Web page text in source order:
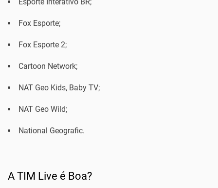
Fox Esporte;
Fox Esporte 2;
Cartoon Network;
NAT Geo Kids, Baby TV;
NAT Geo Wild;
National Geografic.
A TIM Live é Boa?